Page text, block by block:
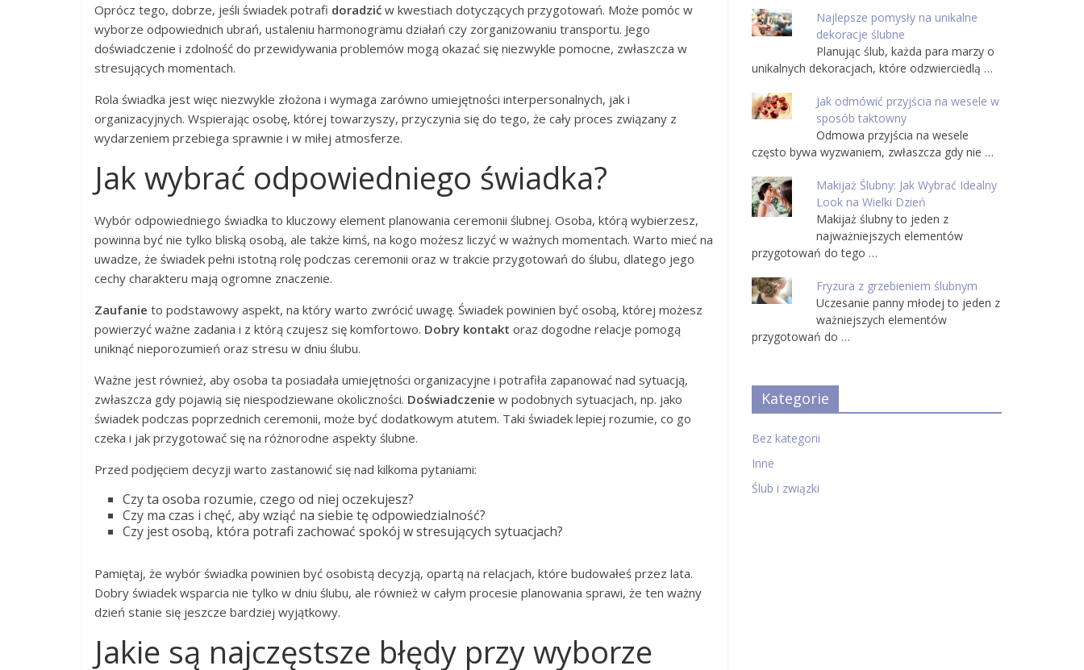
Oprócz tego, dobrze, jeśli świadek potrafi doradzić w kwestiach dotyczących przygotowań. Może pomóc w
wyborze odpowiednich ubrań, ustaleniu harmonogramu działań czy zorganizowaniu transportu. Jego
doświadczenie i zdolność do przewidywania problemów mogą okazać się niezwykle pomocne, zwłaszcza w
stresujących momentach.
Rola świadka jest więc niezwykle złożona i wymaga zarówno umiejętności interpersonalnych, jak i
organizacyjnych. Wspierając osobę, której towarzyszy, przyczynia się do tego, że cały proces związany z
wydarzeniem przebiega sprawnie i w miłej atmosferze.
Jak wybrać odpowiedniego świadka?
Wybór odpowiedniego świadka to kluczowy element planowania ceremonii ślubnej. Osoba, którą wybierzesz,
powinna być nie tylko bliską osobą, ale także kimś, na kogo możesz liczyć w ważnych momentach. Warto mieć na
uwadze, że świadek pełni istotną rolę podczas ceremonii oraz w trakcie przygotowań do ślubu, dlatego jego
cechy charakteru mają ogromne znaczenie.
Zaufanie to podstawowy aspekt, na który warto zwrócić uwagę. Świadek powinien być osobą, której możesz
powierzyć ważne zadania i z którą czujesz się komfortowo. Dobry kontakt oraz dogodne relacje pomogą
uniknąć nieporozumień oraz stresu w dniu ślubu.
Ważne jest również, aby osoba ta posiadała umiejętności organizacyjne i potrafiła zapanować nad sytuacją,
zwłaszcza gdy pojawią się niespodziewane okoliczności. Doświadczenie w podobnych sytuacjach, np. jako
świadek podczas poprzednich ceremonii, może być dodatkowym atutem. Taki świadek lepiej rozumie, co go
czeka i jak przygotować się na różnorodne aspekty ślubne.
Przed podjęciem decyzji warto zastanowić się nad kilkoma pytaniami:
Czy ta osoba rozumie, czego od niej oczekujesz?
Czy ma czas i chęć, aby wziąć na siebie tę odpowiedzialność?
Czy jest osobą, która potrafi zachować spokój w stresujących sytuacjach?
Pamiętaj, że wybór świadka powinien być osobistą decyzją, opartą na relacjach, które budowałeś przez lata.
Dobry świadek wsparcia nie tylko w dniu ślubu, ale również w całym procesie planowania sprawi, że ten ważny
dzień stanie się jeszcze bardziej wyjątkowy.
Jakie są najczęstsze błędy przy wyborze
Najlepsze pomysły na unikalne
dekoracje ślubne
Planując ślub, każda para marzy o
unikalnych dekoracjach, które odzwierciedlą …
Jak odmówić przyjścia na wesele w
sposób taktowny
Odmowa przyjścia na wesele
często bywa wyzwaniem, zwłaszcza gdy nie …
Makijaż Ślubny: Jak Wybrać Idealny
Look na Wielki Dzień
Makijaż ślubny to jeden z
najważniejszych elementów
przygotowań do tego …
Fryzura z grzebieniem ślubnym
Uczesanie panny młodej to jeden z
ważniejszych elementów
przygotowań do …
Kategorie
Bez kategorii
Inne
Ślub i związki